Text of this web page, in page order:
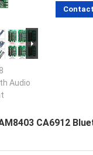
Audio
Contact
CA6912